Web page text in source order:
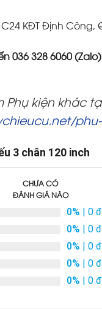
KĐT Định Công,
036 328 6060
Phụ kiện khác
3 chân 120 inch
CHƯA CÓ
ĐÁNH GIÁ NÀO
0% | 0
0% | 0
0% | 0
0% | 0
0% | 0